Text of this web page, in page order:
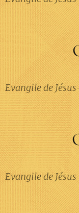
Evangile de
Evangile de